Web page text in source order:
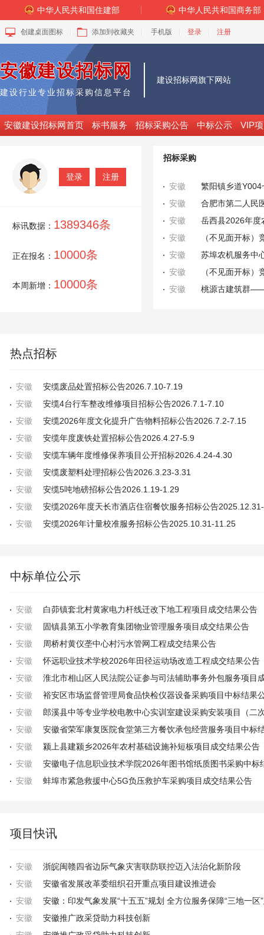
中华人民共和国住建部 中华人民共和国商务部
创建桌面图标 添加到收藏夹 手机版 登录 注册
安徽建设招标网
建设行业专业招标采购信息平台
建设招标网旗下网站
安徽建设招标网首页 标书服务 招标采购公告 中标公示 VIP
登录 注册
标讯数据： 1389346条
正在报名： 10000条
本周新增： 10000条
招标采购
安徽
繁阳镇乡道
安徽
安徽
安徽
安徽
苏埠农机服务中
安徽
安徽
桃源古建筑群
热点招标
安徽
安缆废品处置招标公告2026.7.10-7.19
安徽
安缆4台行车整改维修项目招标公告2026.7.1-7.10
安徽
安缆2026年度文化提升广告物料招标公告2026.7.2-7.15
安徽
安缆年度废铁处置招标公告2026.4.27-5.9
安徽
安缆车辆年度维修保养项目公开招标2026.4.24-4.30
安徽
安缆废塑料处理招标公告2026.3.23-3.31
安徽
安缆5吨地磅招标公告2026.1.19-1.29
安徽
安徽
安缆2026年计量校准服务招标公告2025.10.31-11.25
中标单位公示
安徽
白茆镇套北村黄家电力杆线迁改下地工程项目成交结果公告
安徽
固镇县第五小学教育集团物业管理服务项目成交结果公告
安徽
周桥村黄仪垄中心村污水管网工程成交结果公告
安徽
怀远职业技术学校2026年田径运动场改造工程成交结果公告
安徽
安徽
裕安区市场监督管理局食品快检仪器设备采购项目中标结果
安徽
安徽
安徽
颍上县建颍乡2026年农村基础设施补短板项目成交结果公告
安徽
安徽
蚌埠市紧急救援中心5G负压救护车采购项目成交结果公告
项目快讯
安徽
浙皖闽赣四省边际气象灾害联防联控迈入法治化新阶段
安徽
安徽省发展改革委组织召开重点项目建设推进会
安徽
安徽：印发气象发展“十五五”规划 全方位服务保障“三地一区
安徽
安徽推广政采贷助力科技创新